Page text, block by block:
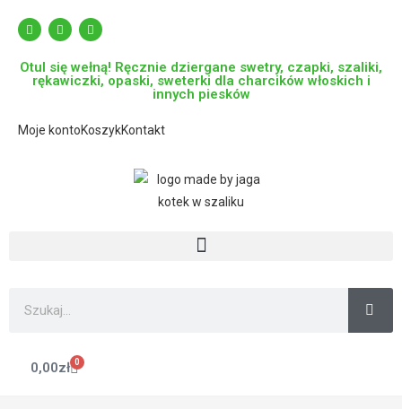
Otul się wełną! Ręcznie dziergane swetry, czapki, szaliki,
rękawiczki, opaski, sweterki dla charcików włoskich i
innych piesków
Moje kontoKoszykKontakt
0,00zł 0